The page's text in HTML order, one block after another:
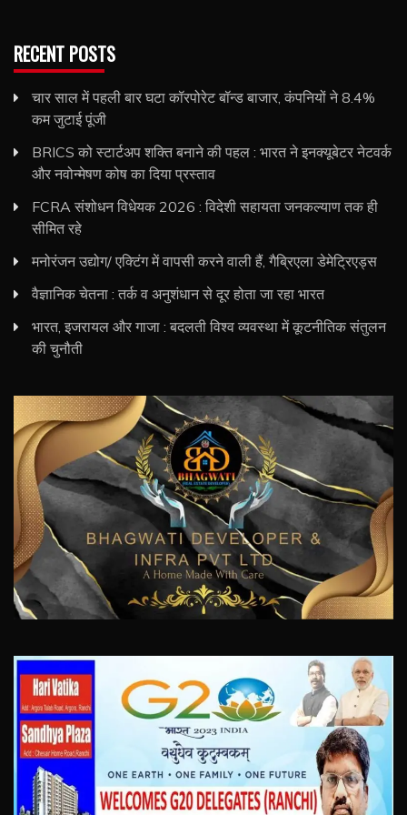
RECENT POSTS
चार साल में पहली बार घटा कॉरपोरेट बॉन्ड बाजार, कंपनियों ने 8.4%
कम जुटाई पूंजी
BRICS को स्टार्टअप शक्ति बनाने की पहल : भारत ने इनक्यूबेटर नेटवर्क
और नवोन्मेषण कोष का दिया प्रस्ताव
FCRA संशोधन विधेयक 2026 : विदेशी सहायता जनकल्याण तक ही
सीमित रहे
मनोरंजन उद्योग/ एक्टिंग में वापसी करने वाली हैं, गैब्रिएला डेमेट्रिएड्स
वैज्ञानिक चेतना : तर्क व अनुशंधान से दूर होता जा रहा भारत
भारत, इजरायल और गाजा : बदलती विश्व व्यवस्था में कूटनीतिक संतुलन
की चुनौती